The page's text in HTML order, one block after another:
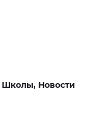
Школы, Новости